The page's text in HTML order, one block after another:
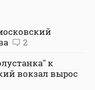
2
к
вокзал вырос